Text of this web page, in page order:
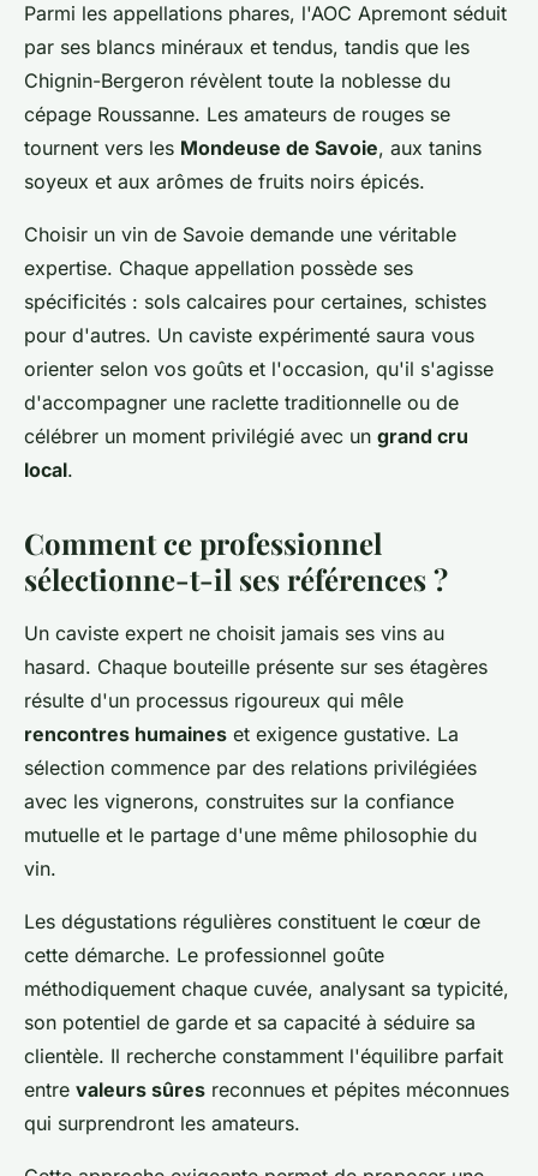
Parmi les appellations phares, l'AOC Apremont séduit
par ses blancs minéraux et tendus, tandis que les
Chignin-Bergeron révèlent toute la noblesse du
cépage Roussanne. Les amateurs de rouges se
tournent vers les Mondeuse de Savoie, aux tanins
soyeux et aux arômes de fruits noirs épicés.
Choisir un vin de Savoie demande une véritable
expertise. Chaque appellation possède ses
spécificités : sols calcaires pour certaines, schistes
pour d'autres. Un caviste expérimenté saura vous
orienter selon vos goûts et l'occasion, qu'il s'agisse
d'accompagner une raclette traditionnelle ou de
célébrer un moment privilégié avec un grand cru
local.
Comment ce professionnel
sélectionne-t-il ses références ?
Un caviste expert ne choisit jamais ses vins au
hasard. Chaque bouteille présente sur ses étagères
résulte d'un processus rigoureux qui mêle
rencontres humaines et exigence gustative. La
sélection commence par des relations privilégiées
avec les vignerons, construites sur la confiance
mutuelle et le partage d'une même philosophie du
vin.
Les dégustations régulières constituent le cœur de
cette démarche. Le professionnel goûte
méthodiquement chaque cuvée, analysant sa typicité,
son potentiel de garde et sa capacité à séduire sa
clientèle. Il recherche constamment l'équilibre parfait
entre valeurs sûres reconnues et pépites méconnues
qui surprendront les amateurs.